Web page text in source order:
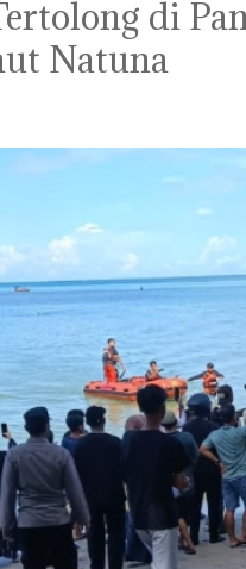
di
Natuna